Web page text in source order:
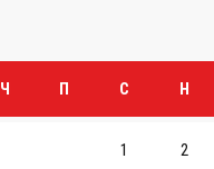
Ч П С Н
1 2